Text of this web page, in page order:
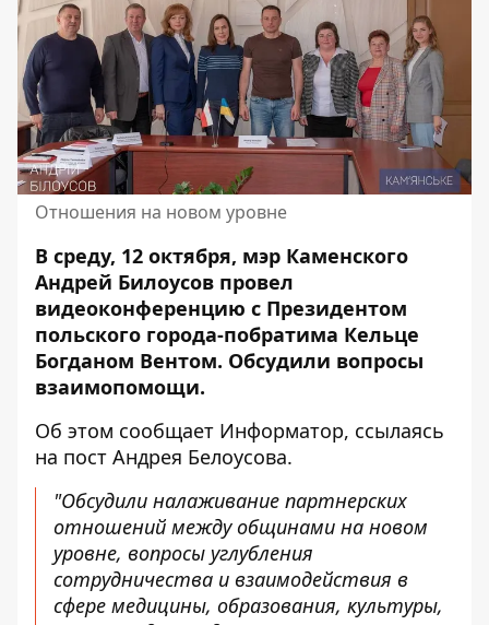
Отношения на новом уровне
В среду, 12 октября, мэр Каменского
Андрей Билоусов провел
видеоконференцию с Президентом
польского города-побратима Кельце
Богданом Вентом. Обсудили вопросы
взаимопомощи.
Об этом сообщает Информатор, ссылаясь
на пост Андрея Белоусова.
"Обсудили налаживание партнерских
отношений между общинами на новом
уровне, вопросы углубления
сотрудничества и взаимодействия в
сфере медицины, образования, культуры,